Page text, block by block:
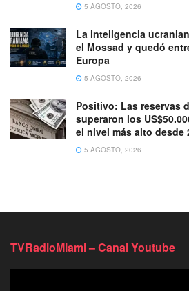
5 AGOSTO, 2026
La inteligencia
el Mossad y quedó
Europa
5 AGOSTO, 2026
Positivo: Las reservas
superaron los
el nivel más alto desde
5 AGOSTO, 2026
TVRadioMiami – Canal Youtube